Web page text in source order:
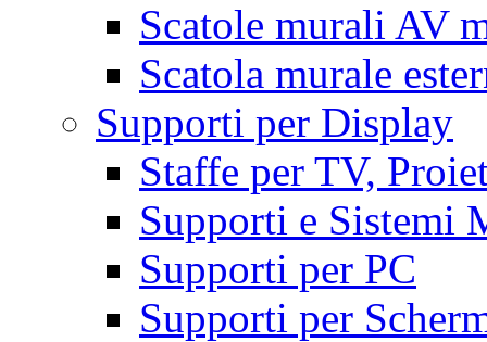
Scatole murali AV
Scatola murale
Supporti per Display
Staffe per TV,
Supporti e Sistemi
Supporti per PC
Supporti per